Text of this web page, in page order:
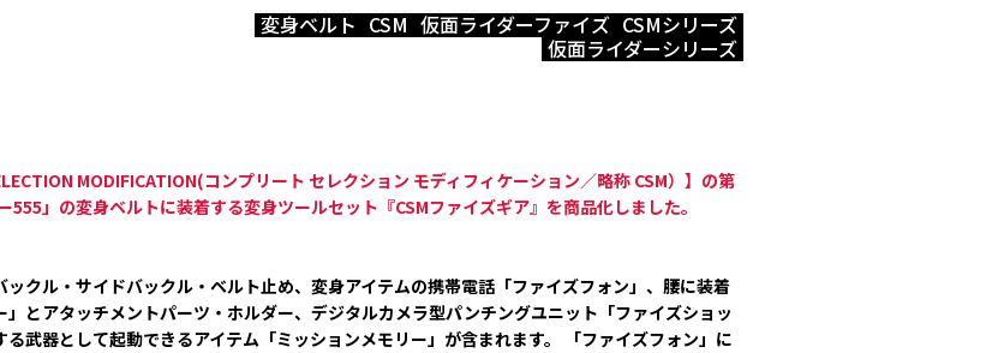
変身ベルト CSM 仮面ライダーファイズ CSMシリーズ
仮面ライダーシリーズ
MODIFICATION(コンプリート セレクション モディフィケーション／略称 CSM）】の第
」の変身ベルトに装着する変身ツールセット『CSMファイズギア』を商品化しました。
ックル・サイドバックル・ベルト止め、変身アイテムの携帯電話「ファイズフォン」、腰に装着
とアタッチメントパーツ・ホルダー、デジタルカメラ型パンチングユニット「ファイズショッ
武器として起動できるアイテム「ミッションメモリー」が含まれます。 「ファイズフォン」に